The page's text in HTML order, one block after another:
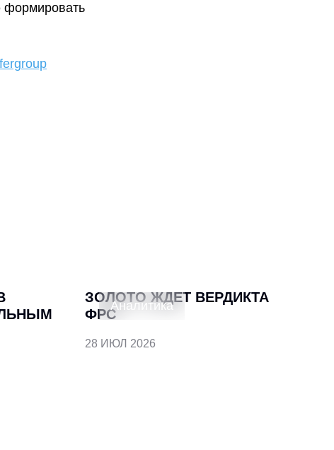
формировать
Аналитика
ЗОЛОТО ЖДЕТ ВЕРДИКТА
ФРС
28 ИЮЛ 2026